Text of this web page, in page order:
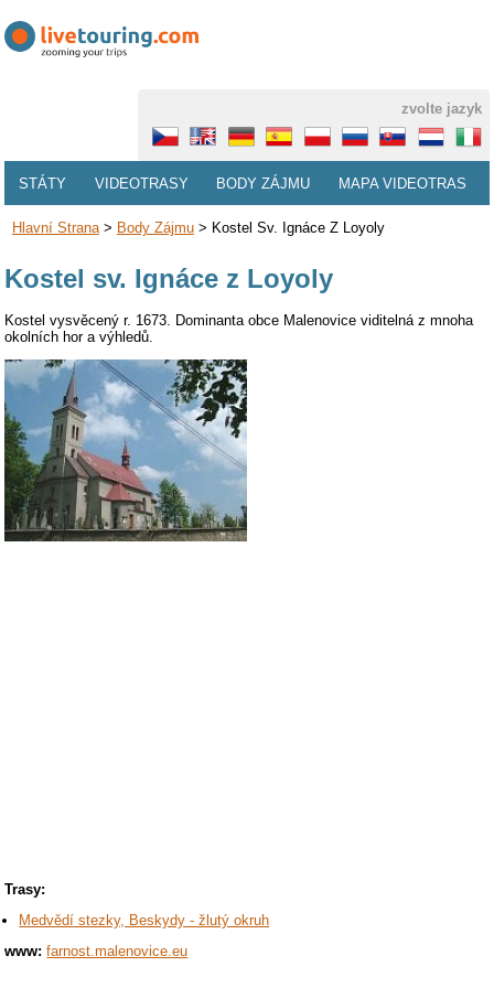
zvolte jazyk
STÁTY VIDEOTRASY BODY ZÁJMU MAPA VIDEOTRAS
Hlavní Strana> Body Zájmu> Kostel Sv. Ignáce Z Loyoly
Kostel sv. Ignáce z Loyoly
Kostel vysvěcený r. 1673. Dominanta obce Malenovice viditelná z mnoha
okolních hor a výhledů.
Trasy:
Medvědí stezky, Beskydy - žlutý okruh
www: farnost.malenovice.eu